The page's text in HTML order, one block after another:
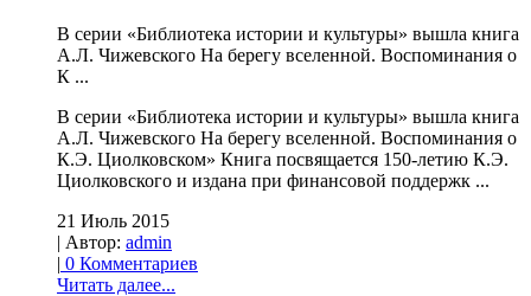
В серии «Библиотека истории и культуры» вышла книга
А.Л. Чижевского На берегу вселенной. Воспоминания о
К ...
В серии «Библиотека истории и культуры» вышла книга
А.Л. Чижевского На берегу вселенной. Воспоминания о
К.Э. Циолковском» Книга посвящается 150-летию К.Э.
Циолковского и издана при финансовой поддержк ...
21 Июль 2015
| Автор: admin
| 0 Комментариев
Читать далее...